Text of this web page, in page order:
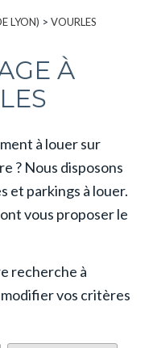
LYON) > VOURLES
À
à louer sur
? Nous disposons
et parkings à louer.
vous proposer le
recherche à
vos critères